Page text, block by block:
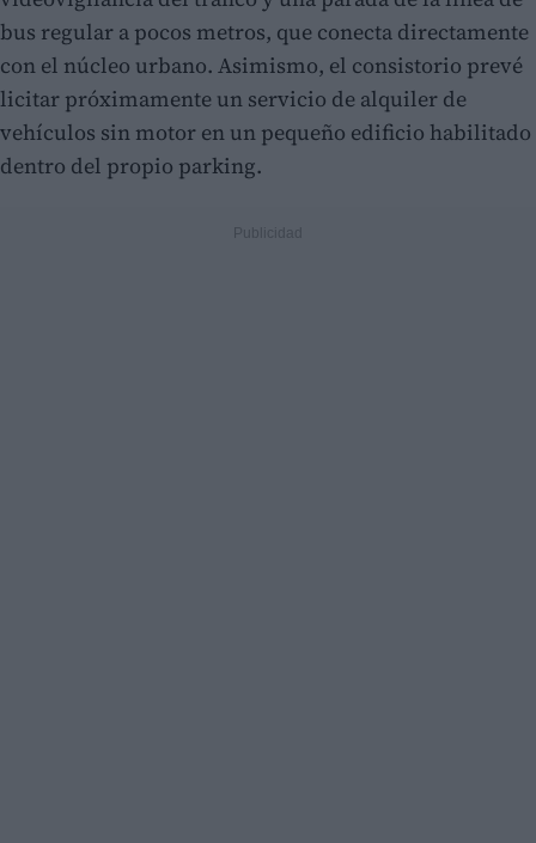
bus regular a pocos metros, que conecta directamente
con el núcleo urbano. Asimismo, el consistorio prevé
licitar próximamente un servicio de alquiler de
vehículos sin motor en un pequeño edificio habilitado
dentro del propio parking.